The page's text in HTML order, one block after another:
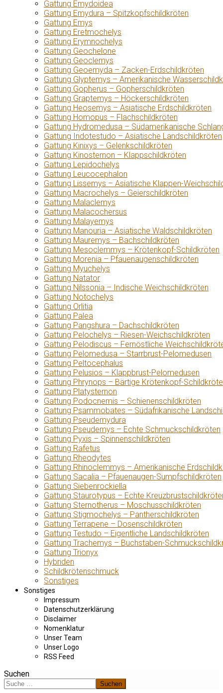
Gattung Emydoidea
Gattung Emydura – Spitzkopfschildkröten
Gattung Emys
Gattung Eretmochelys
Gattung Erymnochelys
Gattung Geochelone
Gattung Geoclemys
Gattung Geoemyda – Zacken-Erdschildkröten
Gattung Glyptemys – Amerikanische
Gattung Gopherus – Gopherschildkröten
Gattung Graptemys – Höckerschildkröten
Gattung Heosemys – Asiatische Erdschildkröten
Gattung Homopus – Flachschildkröten
Gattung Hydromedusa – Südamerikanische
Gattung Indotestudo – Asiatische Landschildkröten
Gattung Kinixys – Gelenkschildkröten
Gattung Kinosternon – Klappschildkröten
Gattung Lepidochelys
Gattung Leucocephalon
Gattung Lissemys – Asiatische Klappen-
Gattung Macrochelys – Geierschildkröten
Gattung Malaclemys
Gattung Malacochersus
Gattung Malayemys
Gattung Manouria – Asiatische Waldschildkröten
Gattung Mauremys – Bachschildkröten
Gattung Mesoclemmys – Krötenkopf-Schildkröten
Gattung Morenia – Pfauenaugenschildkröten
Gattung Myuchelys
Gattung Natator
Gattung Nilssonia – Indische Weichschildkröten
Gattung Notochelys
Gattung Orlitia
Gattung Palea
Gattung Pangshura – Dachschildkröten
Gattung Pelochelys – Riesen-Weichschildkröten
Gattung Pelodiscus – Fernöstliche
Gattung Pelomedusa – Starrbrust-Pelomedusen
Gattung Peltocephalus
Gattung Pelusios – Klappbrust-Pelomedusen
Gattung Phrynops – Bärtige Krötenkopf-
Gattung Platysternon
Gattung Podocnemis – Schienenschildkröten
Gattung Psammobates – Südafrikanische
Gattung Pseudemydura
Gattung Pseudemys – Echte Schmuckschildkröten
Gattung Pyxis – Spinnenschildkröten
Gattung Rafetus
Gattung Rheodytes
Gattung Rhinoclemmys – Amerikanische
Gattung Sacalia – Pfauenaugen-Sumpfschildkröten
Gattung Siebenrockiella
Gattung Staurotypus – Echte
Gattung Sternotherus – Moschusschildkröten
Gattung Stigmochelys – Pantherschildkröten
Gattung Terrapene – Dosenschildkröten
Gattung Testudo – Eigentliche Landschildkröten
Gattung Trachemys – Buchstaben-
Gattung Trionyx
Hybriden
Schildkrötenschmuck
Sonstiges
Sonstiges
Impressum
Datenschutzerklärung
Disclaimer
Nomenklatur
Unser Team
Unser Logo
RSS Feed
Suchen
Suchen